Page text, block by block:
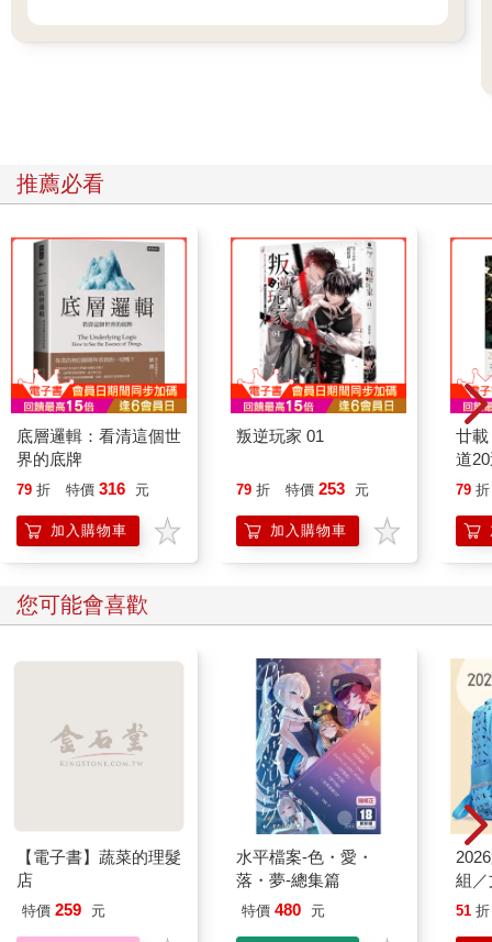
推薦必看
底層邏輯：看清這個世
界的底牌
79 折 特價 316 元
加入購物車
叛逆玩家 01
79 折 特價 253 元
加入購物車
廿
道
79 折
您可能會喜歡
【電子書】蔬菜的理髮
店
特價 259 元
水平檔案-色・愛・
落・夢-總集篇
特價 480 元
組
51 折